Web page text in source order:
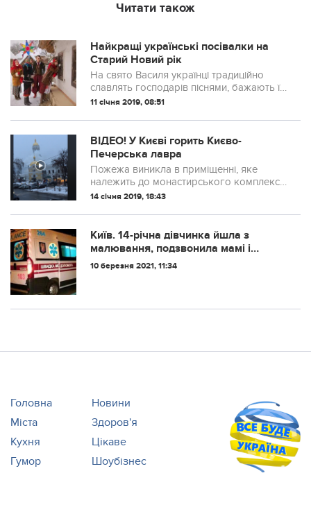
Читати також
Найкращі українські посівалки на
Старий Новий рік
На свято Василя українці традиційно
славлять господарів піснями, бажають їм
здоров'я та достатку.
11 січня 2019, 08:51
ВІДЕО! У Києві горить Києво-
Печерська лавра
Пожежа виникла в приміщенні, яке
належить до монастирського комплексу
Києво-Печерської лаври, У лаврі це
14 січня 2019, 18:43
Київ. 14-річна дівчинка йшла з
малювання, подзвонила мамі і
сказала, що йде додому. Після чого
10 березня 2021, 11:34
Головна
Новини
Міста
Здоров'я
Кухня
Цікаве
Гумор
Шоубізнес